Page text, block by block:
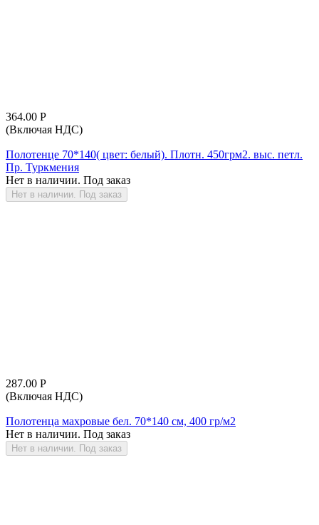
364.00 Р
(Включая НДС)
Полотенце 70*140( цвет: белый). Плотн. 450грм2. выс. петл.
Пр. Туркмения
Нет в наличии. Под заказ
Нет в наличии. Под заказ
287.00 Р
(Включая НДС)
Полотенца махровые бел. 70*140 см, 400 гр/м2
Нет в наличии. Под заказ
Нет в наличии. Под заказ